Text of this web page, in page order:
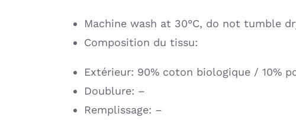
Machine wash at 30°C, do not tumble
Composition du tissu:
Extérieur: 90% coton biologique / 10%
Doublure: –
Remplissage: –